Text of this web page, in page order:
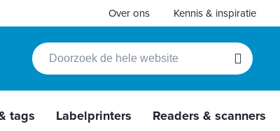
Over ons Kennis & inspiratie
Zoek
Zoek
tags Labelprinters Readers & scanners